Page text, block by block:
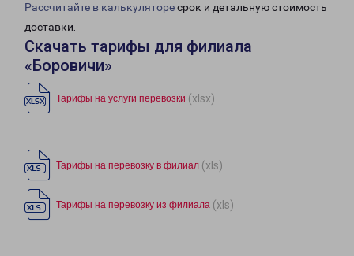
Рассчитайте в калькуляторесрок и детальную стоимость
доставки.
Скачать тарифы для филиала
«Боровичи»
Тарифы на услуги перевозки (xlsx)
Тарифы на перевозку в филиал (xls)
Тарифы на перевозку из филиала (xls)